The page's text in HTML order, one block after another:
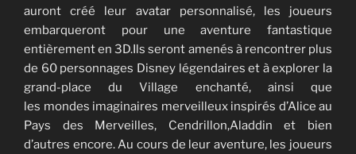
auront créé leur avatar personnalisé, les joueurs
embarqueront pour une aventure fantastique
entièrement en 3D.Ils seront amenés à rencontrer plus
de 60 personnages Disney légendaires et à explorer la
grand-place du Village enchanté, ainsi que
les mondes imaginaires merveilleux inspirés d’Alice au
Pays des Merveilles, Cendrillon,Aladdin et bien
d’autres encore. Au cours de leur aventure, les joueurs